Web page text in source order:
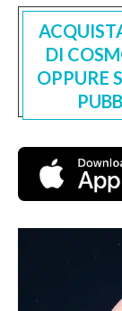
DI
OPPURE